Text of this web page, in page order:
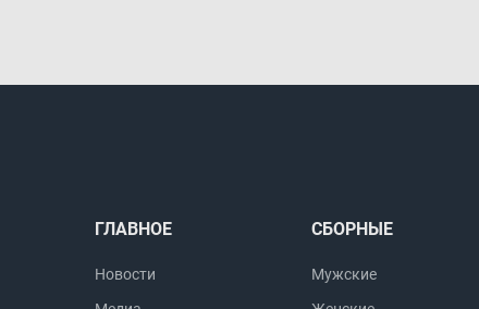
ГЛАВНОЕ
Новости
СБОРНЫЕ
Мужские